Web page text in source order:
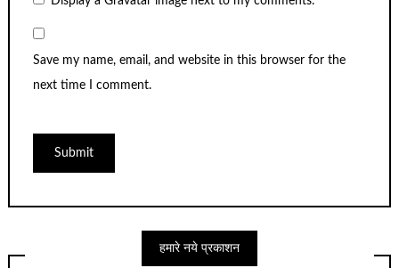
Save my name, email, and website in this browser for the
next time I comment.
हमारे नये प्रकाशन